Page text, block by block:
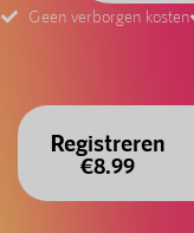
Geen verborgen kosten
Registreren
€8.99